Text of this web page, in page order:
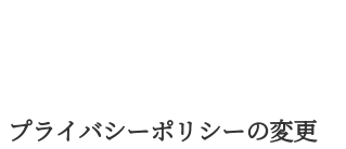
プライバシーポリシーの変更